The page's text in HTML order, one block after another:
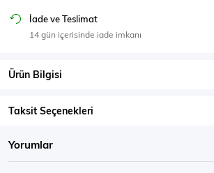
Eşofman Üstü
İade ve Teslimat
14 gün içerisinde iade imkanı
Ürün Bilgisi
Taksit Seçenekleri
Yorumlar